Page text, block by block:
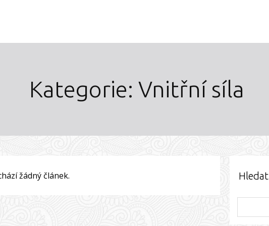
Kategorie: Vnitřní síla
žádný článek. Hledat